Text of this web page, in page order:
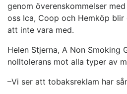
genom överenskommelser
oss Ica, Coop och Hemköp
att inte vara med.
Helen Stjerna, A Non Smoking
nolltolerans mot alla typer av
–Vi ser att tobaksreklam har